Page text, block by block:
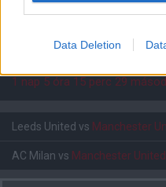
Data Deletion
Felkészülési szezon 4.
2026-08-08 17:00
1 nap 5 óra 15 perc 28
Leeds United vs Manchester
AC Milan vs Manchester United